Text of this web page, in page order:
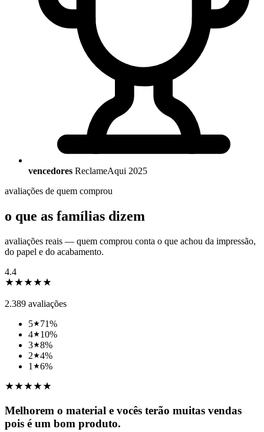
vencedores ReclameAqui 2025
avaliações de quem comprou
o que as famílias dizem
avaliações reais — quem comprou conta o que achou da impressão,
do papel e do acabamento.
4.4
2.389 avaliações
5
71%
4
10%
3
8%
2
4%
1
6%
Melhorem o material e vocês terão muitas vendas
pois é um bom produto.